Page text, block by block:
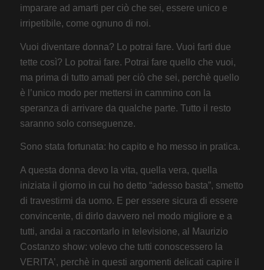
imparare ad amarti per ciò che sei, essere unico e
irripetibile, come ognuno di noi.
Vuoi diventare donna? Lo potrai fare. Vuoi farti due
tette così? Lo potrai fare. Potrai fare quello che vuoi,
ma prima di tutto amati per ciò che sei, perchè quello
è l’unico modo per mettersi in cammino con la
speranza di arrivare da qualche parte. Tutto il resto
saranno solo conseguenze.
Sono stata fortunata: ho capito e ho messo in pratica.
A questa donna devo la vita, quella vera, quella
iniziata il giorno in cui ho detto “adesso basta”, smetto
di travestirmi da uomo. E per essere sicura di essere
convincente, di dirlo davvero nel modo migliore e a
tutti, andai a raccontarlo in televisione, al Maurizio
Costanzo show: volevo che tutti conoscessero la
VERITA’, perchè in questi argomenti delicati capire il